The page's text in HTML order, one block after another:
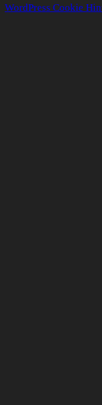
WordPress Cookie